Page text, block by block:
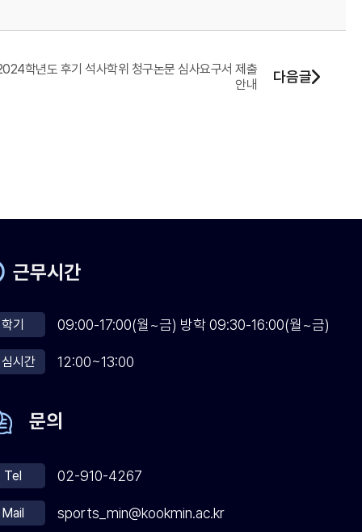
학년도 후기 석사학위 청구논문 심사요구서 제출
안내
다음글
근무시간
학기 09:00-17:00(월~금) 방학 09:30-16:00(월~금)
시간 12:00~13:00
문의
Tel 02-910-4267
Mail sports_min@kookmin.ac.kr